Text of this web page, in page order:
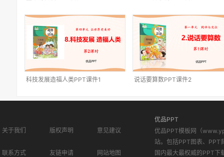
科技发展造福人类PPT课件1 说话要算数PPT课件2
关于我们 版权声明 意见建议
联系方式 友链申请 网站地图
优品PPT
优品PPT模板网（
站。包括PPT图表、PPT
国内最大最权威的PPT下